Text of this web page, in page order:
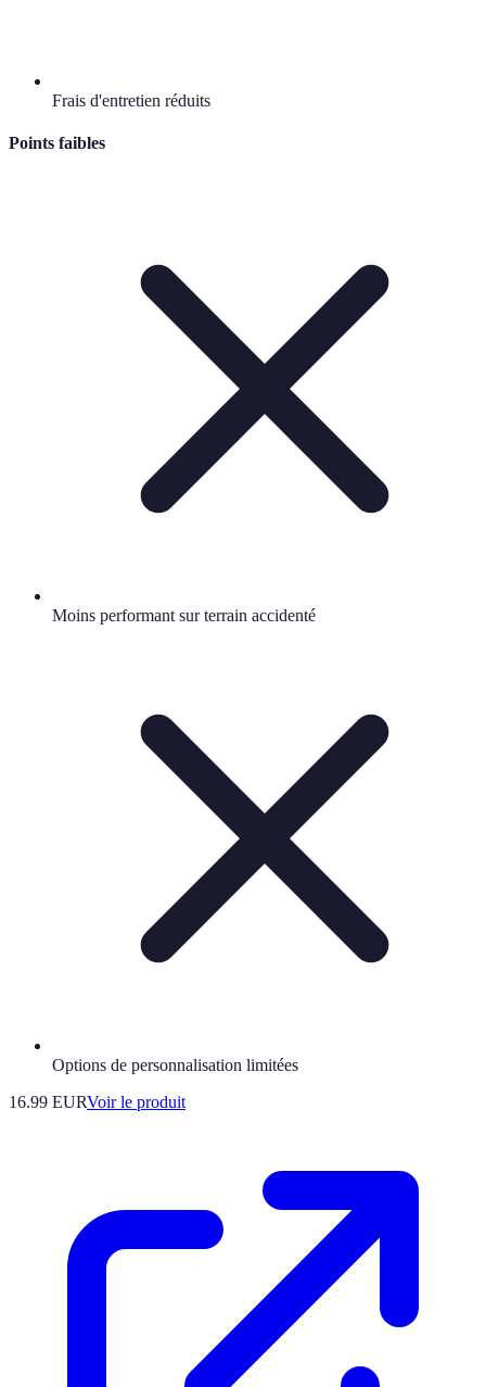
Frais d'entretien réduits
Points faibles
Moins performant sur terrain accidenté
Options de personnalisation limitées
16.99 EURVoir le produit